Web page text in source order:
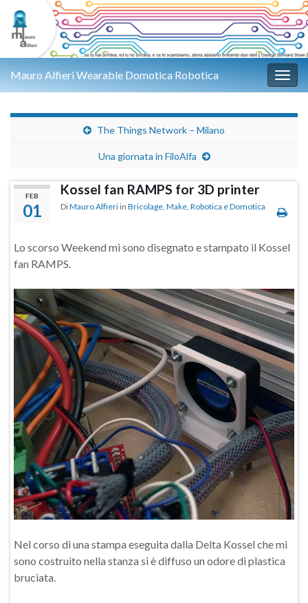
Mauro Alfieri Wearable Domotica Robotica
The Things Network – Milano
Una giornata in FiloAlfa
FEB
01
Kossel fan RAMPS for 3D printer
DiMauro Alfieri in Bricolage, Make, Robotica e Domotica
Lo scorso Weekend mi sono disegnato e stampato il Kossel
fan RAMPS.
Nel corso di una stampa eseguita dalla Delta Kossel che mi
sono costruito nella stanza si è diffuso un odore di plastica
bruciata.